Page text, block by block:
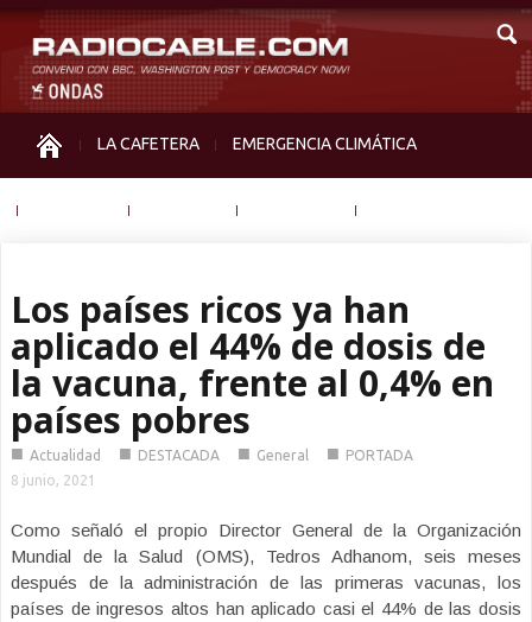
LA CAFETERA EMERGENCIA CLIMÁTICA
Los países ricos ya han
aplicado el 44% de dosis de
la vacuna, frente al 0,4% en
países pobres
■ Actualidad ■ DESTACADA ■ General ■ PORTADA
8 junio, 2021
Como señaló el propio Director General de la Organización
Mundial de la Salud (OMS), Tedros Adhanom, seis meses
después de la administración de las primeras vacunas, los
países de ingresos altos han aplicado casi el 44% de las dosis